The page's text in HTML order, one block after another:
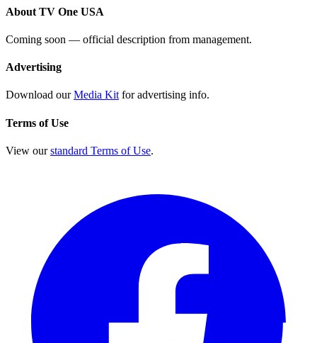
About TV One USA
Coming soon — official description from management.
Advertising
Download ourMedia Kit for advertising info.
Terms of Use
View ourstandard Terms of Use.